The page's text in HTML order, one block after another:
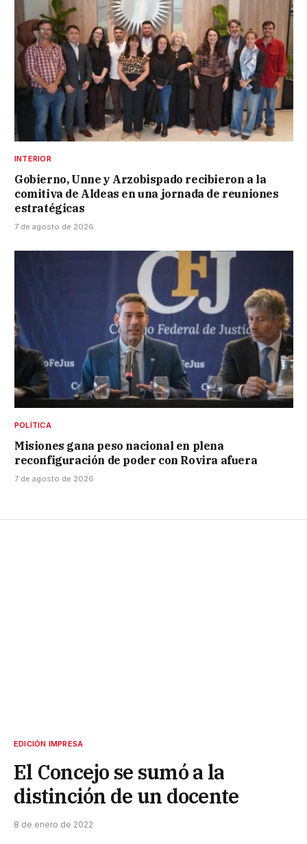
INTERIOR
Gobierno, Unne y Arzobispado recibieron a la
comitiva de Aldeas en una jornada de reuniones
estratégicas
7 de agosto de 2026
POLÍTICA
Misiones gana peso nacional en plena
reconfiguración de poder con Rovira afuera
7 de agosto de 2026
EDICIÓN IMPRESA
El Concejo se sumó a la
distinción de un docente
8 de enero de 2022